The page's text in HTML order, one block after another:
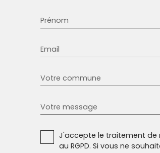
Prénom
Email
Votre commune
Votre message
J'accepte le traitement de
au RGPD. Si vous ne